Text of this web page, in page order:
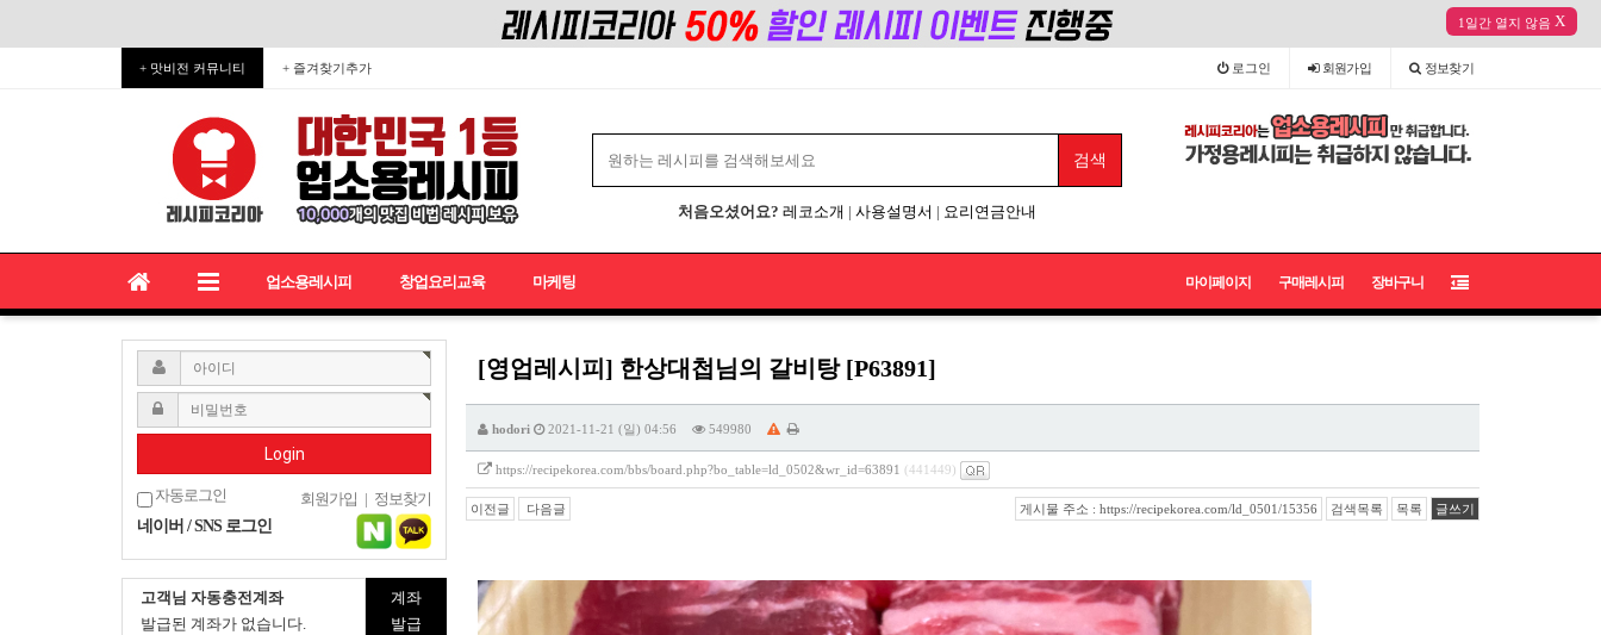
1일간 열지 않음 X
+ 맛비전 커뮤니티 + 즐겨찾기추가 로그인 회원가입 정보찾기
처음오셨어요? 레코소개 | 사용설명서 | 요리연금안내
마이페이지 구매레시피 장바구니
업소용레시피 창업요리교육 마케팅
Login
자동로그인 회원가입 | 정보찾기
네이버 / SNS 로그인
고객님 자동충전계좌
발급된 계좌가 없습니다.
계좌
발급
[영업레시피] 한상대첩님의 갈비탕 [P63891]
hodori 2021-11-21 (일) 04:56 549980
https://recipekorea.com/bbs/board.php?bo_table=ld_0502&wr_id=63891 (441449)
이전글 다음글 게시물 주소 : https://recipekorea.com/ld_0501/15356 검색목록 목록 글쓰기